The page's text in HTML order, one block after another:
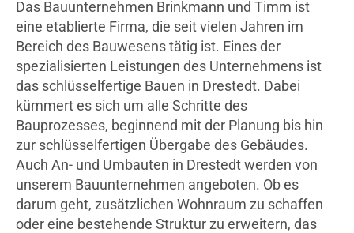
Das Bauunternehmen Brinkmann und Timm ist
eine etablierte Firma, die seit vielen Jahren im
Bereich des Bauwesens tätig ist. Eines der
spezialisierten Leistungen des Unternehmens ist
das schlüsselfertige Bauen in Drestedt. Dabei
kümmert es sich um alle Schritte des
Bauprozesses, beginnend mit der Planung bis hin
zur schlüsselfertigen Übergabe des Gebäudes.
Auch An- und Umbauten in Drestedt werden von
unserem Bauunternehmen angeboten. Ob es
darum geht, zusätzlichen Wohnraum zu schaffen
oder eine bestehende Struktur zu erweitern, das